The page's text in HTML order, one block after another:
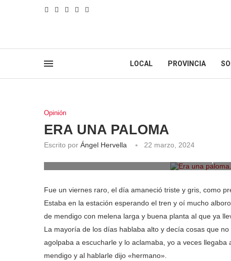
LOCAL PROVINCIA
Opinión
ERA UNA PALOMA
Escrito por Ángel Hervella
22 marzo, 2024
Fue un viernes raro, el día amaneció triste y gris, como
Estaba en la estación esperando el tren y oí mucho
de mendigo con melena larga y buena planta al que ya
La mayoría de los días hablaba alto y decía cosas que
agolpaba a escucharle y lo aclamaba, yo a veces
mendigo y al hablarle dijo «hermano».